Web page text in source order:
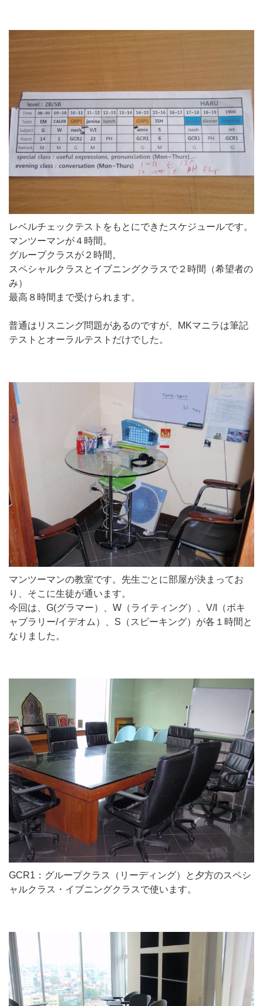
レベルチェックテストをもとにできたスケジュールです。
マンツーマンが４時間。
グループクラスが２時間。
スペシャルクラスとイブニングクラスで２時間（希望者の
み）
最高８時間まで受けられます。
普通はリスニング問題があるのですが、MKマニラは筆記
テストとオーラルテストだけでした。
マンツーマンの教室です。先生ごとに部屋が決まってお
り、そこに生徒が通います。
今回は、G(グラマー）、W（ライティング）、V/I（ボキ
ャブラリー/イデオム）、S（スピーキング）が各１時間と
なりました。
GCR1：グループクラス（リーディング）と夕方のスペシ
ャルクラス・イブニングクラスで使います。